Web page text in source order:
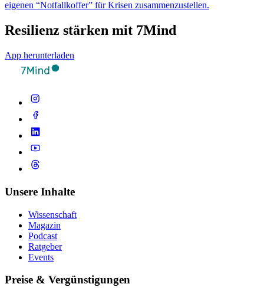
eigenen “Notfallkoffer” für Krisen zusammenzustellen.
Resilienz stärken mit 7Mind
App herunterladen
Unsere Inhalte
Wissenschaft
Magazin
Podcast
Ratgeber
Events
Preise & Vergünstigungen